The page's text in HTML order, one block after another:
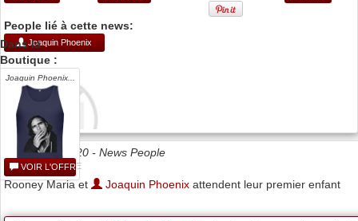
People lié à cette news:
Joaquin Phoenix
Date 19/05/2020 - News People
Rooney Maria et Joaquin Phoenix attendent leur premier enfant
Dans la
Boutique :
Joaquin Phoenix...
VOIR L'OFFRE